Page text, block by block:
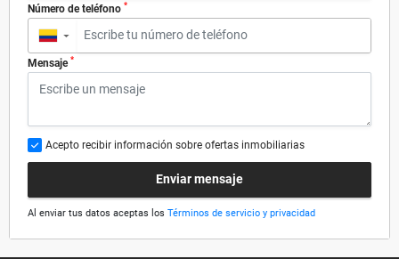
Número de teléfono *
▼
Mensaje *
Acepto recibir información sobre ofertas inmobiliarias
Enviar mensaje
Al enviar tus datos aceptas los Términos de servicio y privacidad